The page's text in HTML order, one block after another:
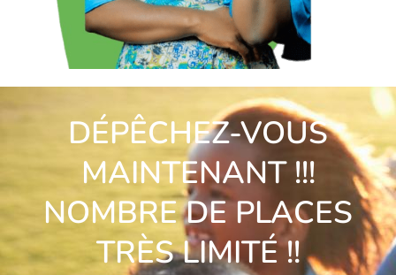
DÉPÊCHEZ-VOUS
MAINTENANT !!!
NOMBRE DE PLACES
TRÈS LIMITÉ !!